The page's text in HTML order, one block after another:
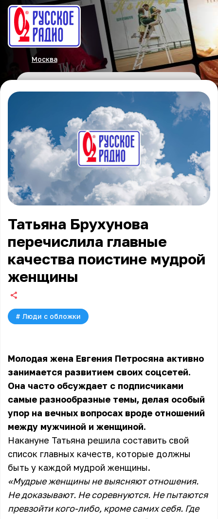
Москва
Татьяна Брухунова
перечислила главные
качества поистине мудрой
женщины
# Люди с обложки
Молодая жена Евгения Петросяна активно
занимается развитием своих соцсетей.
Она часто обсуждает с подписчиками
самые разнообразные темы, делая особый
упор на вечных вопросах вроде отношений
между мужчиной и женщиной.
Накануне Татьяна решила составить свой
список главных качеств, которые должны
быть у каждой мудрой женщины.
«Мудрые женщины не выясняют отношения.
Не доказывают. Не соревнуются. Не пытаются
превзойти кого-либо, кроме самих себя. Где